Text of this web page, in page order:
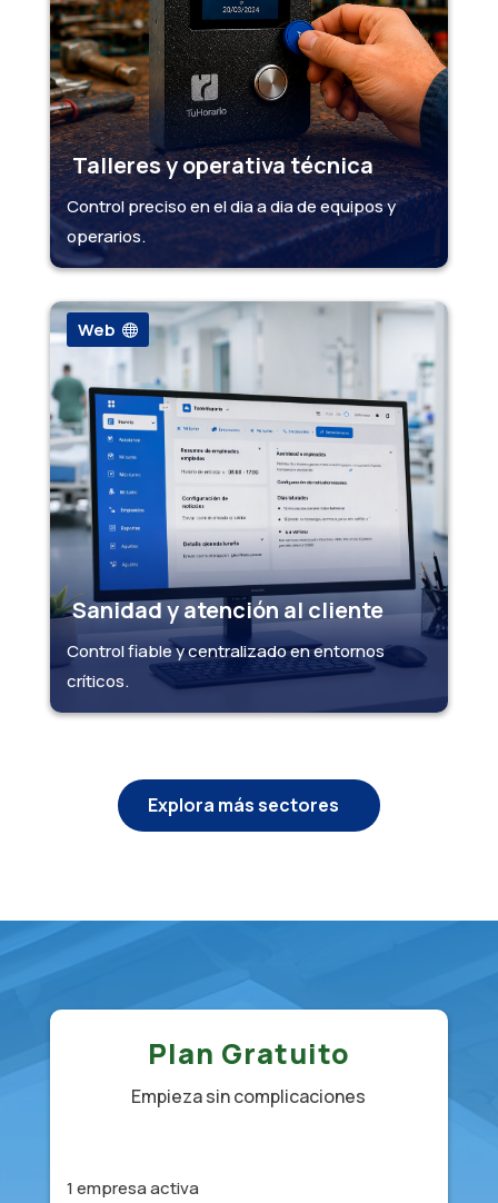
Talleres y operativa técnica
Control preciso en el dia a dia de equipos y
operarios.
Web
Sanidad y atención al cliente
Control fiable y centralizado en entornos
críticos.
Explora más sectores
Plan Gratuito
Empieza sin complicaciones
1 empresa activa